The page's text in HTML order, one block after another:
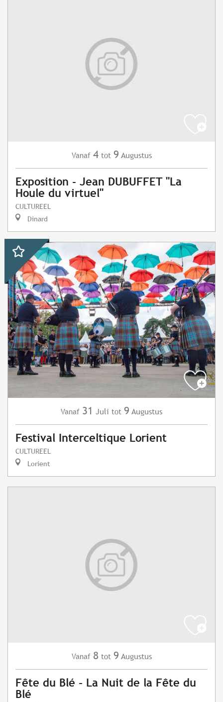
Vanaf 4 tot 9 Augustus
Exposition - Jean DUBUFFET "La
Houle du virtuel"
CULTUREEL
Dinard
Vanaf 31 Juli tot 9 Augustus
Festival Interceltique Lorient
CULTUREEL
Lorient
Vanaf 8 tot 9 Augustus
Fête du Blé - La Nuit de la Fête du
Blé